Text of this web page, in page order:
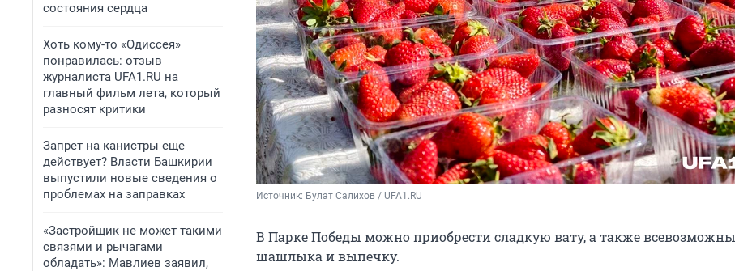
состояния сердца
Хоть кому-то «Одиссея»
понравилась: отзыв
журналиста UFA1.RU на
главный фильм лета, который
разносят критики
Запрет на канистры еще
действует? Власти Башкирии
выпустили новые сведения о
проблемах на заправках
«Застройщик не может такими
связями и рычагами
обладать»: Мавлиев заявил,
Источник: Булат Салихов / UFA1.RU
В Парке Победы можно приобрести сладкую вату, а также
шашлыка и выпечку.